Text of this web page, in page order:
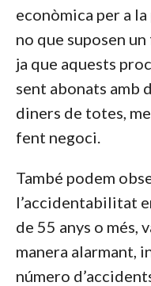
econòmica per a
no que suposen
ja que aquests
sent abonats amb
diners de totes,
fent negoci.
També podem
l’accidentabilitat
de 55 anys o més,
manera alarmant,
número